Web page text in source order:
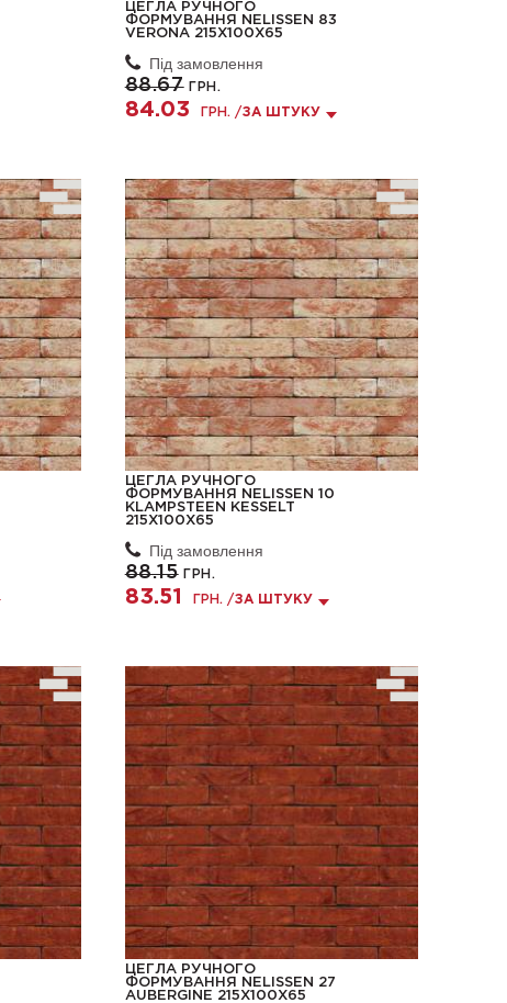
ЦЕГЛА РУЧНОГО
ФОРМУВАННЯ NELISSEN 83
VERONA 215X100X65
Під замовлення
88.67ГРН.
84.03 ГРН. /ЗА ШТУКУ
ЦЕГЛА РУЧНОГО
ФОРМУВАННЯ NELISSEN 10
KLAMPSTEEN KESSELT
215X100X65
Під замовлення
88.15ГРН.
83.51 ГРН. /ЗА ШТУКУ
ЦЕГЛА РУЧНОГО
ФОРМУВАННЯ NELISSEN 27
AUBERGINE 215X100X65